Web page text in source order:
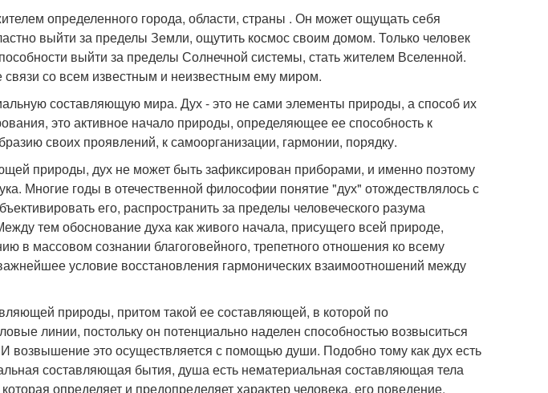
определенного города, области, страны . Он может ощущать себя
выйти за пределы Земли, ощутить космос своим домом. Только человек
выйти за пределы Солнечной системы, стать жителем Вселенной.
со всем известным и неизвестным ему миром.
составляющую мира. Дух - это не сами элементы природы, а способ их
это активное начало природы, определяющее ее способность к
своих проявлений, к самоорганизации, гармонии, порядку.
природы, дух не может быть зафиксирован приборами, и именно поэтому
Многие годы в отечественной философии понятие "дух" отождествлялось с
его, распространить за пределы человеческого разума
тем обоснование духа как живого начала, присущего всей природе,
в массовом сознании благоговейного, трепетного отношения ко всему
условие восстановления гармонических взаимоотношений между
природы, притом такой ее составляющей, в которой по
линии, постольку он потенциально наделен способностью возвыситься
возвышение это осуществляется с помощью души. Подобно тому как дух есть
составляющая бытия, душа есть нематериальная составляющая тела
определяет и предопределяет характер человека, его поведение.